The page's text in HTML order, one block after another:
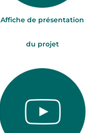
Affiche de présentation
du projet